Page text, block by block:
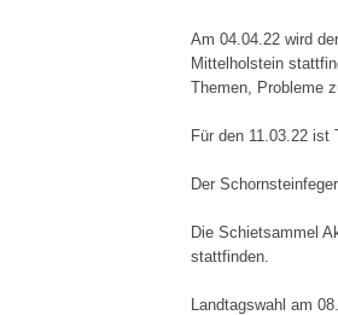
Am 04.04.22 wird
Mittelholstein
Themen, Probleme
Für den 11.03.22 ist
Der
Die Schietsammel
stattfinden.
Landtagswahl am